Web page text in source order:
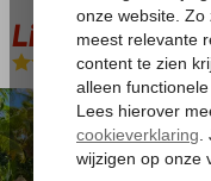
Livingstone
Logies-